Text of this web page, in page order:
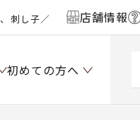
刺し子／ 店舗情報
初めての方へ